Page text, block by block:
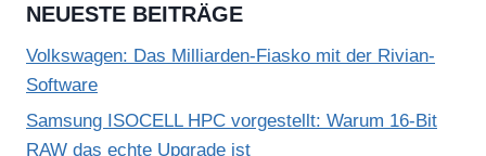
NEUESTE BEITRÄGE
Volkswagen: Das Milliarden-Fiasko mit der Rivian-
Software
Samsung ISOCELL HPC vorgestellt: Warum 16-Bit
RAW das echte Upgrade ist